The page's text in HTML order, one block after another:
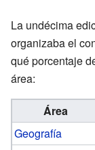
La undécima
organizaba el
qué porcentaje
área:
Área
Geografía